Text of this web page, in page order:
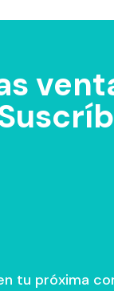
tu próxima